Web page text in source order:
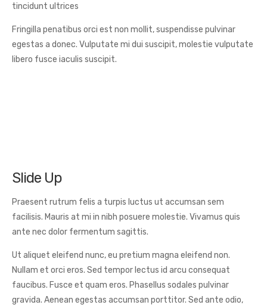
tincidunt ultrices
Fringilla penatibus orci est non mollit, suspendisse pulvinar
egestas a donec. Vulputate mi dui suscipit, molestie vulputate
libero fusce iaculis suscipit.
Slide Up
Praesent rutrum felis a turpis luctus ut accumsan sem
facilisis. Mauris at mi in nibh posuere molestie. Vivamus quis
ante nec dolor fermentum sagittis.
Ut aliquet eleifend nunc, eu pretium magna eleifend non.
Nullam et orci eros. Sed tempor lectus id arcu consequat
faucibus. Fusce et quam eros. Phasellus sodales pulvinar
gravida. Aenean egestas accumsan porttitor. Sed ante odio,